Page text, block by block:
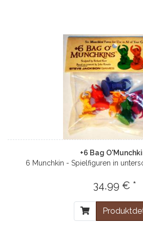
+6 Bag
6 Munchkin - Spielfiguren in
34,99 € *